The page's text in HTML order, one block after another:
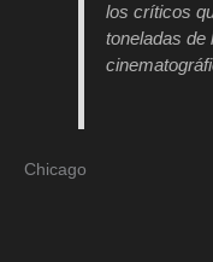
los críticos
toneladas
Chicago